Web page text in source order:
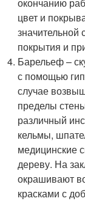
цвет и
значительной
покрытия и
Барельеф –
с помощью
случае
пределы
различный
кельмы,
медицинские
дереву. На
окрашивают
красками с